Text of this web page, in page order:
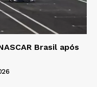
Brasil após